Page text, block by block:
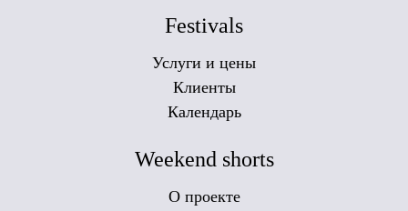
Festivals
Услуги и цены
Клиенты
Календарь
Weekend shorts
О проекте